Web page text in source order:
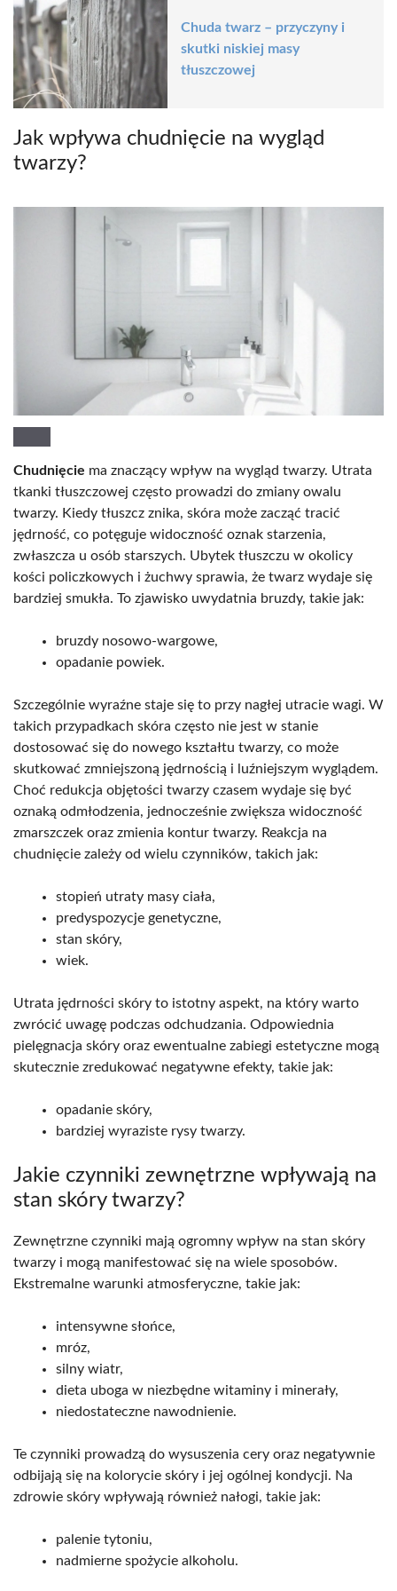
Chuda twarz – przyczyny i
skutki niskiej masy
tłuszczowej
Jak wpływa chudnięcie na wygląd
twarzy?
Chudnięcie ma znaczący wpływ na wygląd twarzy. Utrata
tkanki tłuszczowej często prowadzi do zmiany owalu
twarzy. Kiedy tłuszcz znika, skóra może zacząć tracić
jędrność, co potęguje widoczność oznak starzenia,
zwłaszcza u osób starszych. Ubytek tłuszczu w okolicy
kości policzkowych i żuchwy sprawia, że twarz wydaje się
bardziej smukła. To zjawisko uwydatnia bruzdy, takie jak:
bruzdy nosowo-wargowe,
opadanie powiek.
Szczególnie wyraźne staje się to przy nagłej utracie wagi. W
takich przypadkach skóra często nie jest w stanie
dostosować się do nowego kształtu twarzy, co może
skutkować zmniejszoną jędrnością i luźniejszym wyglądem.
Choć redukcja objętości twarzy czasem wydaje się być
oznaką odmłodzenia, jednocześnie zwiększa widoczność
zmarszczek oraz zmienia kontur twarzy. Reakcja na
chudnięcie zależy od wielu czynników, takich jak:
stopień utraty masy ciała,
predyspozycje genetyczne,
stan skóry,
wiek.
Utrata jędrności skóry to istotny aspekt, na który warto
zwrócić uwagę podczas odchudzania. Odpowiednia
pielęgnacja skóry oraz ewentualne zabiegi estetyczne mogą
skutecznie zredukować negatywne efekty, takie jak:
opadanie skóry,
bardziej wyraziste rysy twarzy.
Jakie czynniki zewnętrzne wpływają na
stan skóry twarzy?
Zewnętrzne czynniki mają ogromny wpływ na stan skóry
twarzy i mogą manifestować się na wiele sposobów.
Ekstremalne warunki atmosferyczne, takie jak:
intensywne słońce,
mróz,
silny wiatr,
dieta uboga w niezbędne witaminy i minerały,
niedostateczne nawodnienie.
Te czynniki prowadzą do wysuszenia cery oraz negatywnie
odbijają się na kolorycie skóry i jej ogólnej kondycji. Na
zdrowie skóry wpływają również nałogi, takie jak:
palenie tytoniu,
nadmierne spożycie alkoholu.